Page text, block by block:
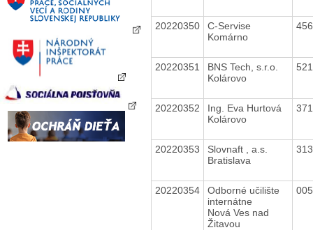
20220350
C-Servise
Komárno
20220351
BNS Tech, s.r.o.
Kolárovo
20220352
Ing. Eva Hurtová
Kolárovo
20220353
Slovnaft , a.s.
Bratislava
20220354
Odborné učilište
internátne
Nová Ves nad
Žitavou